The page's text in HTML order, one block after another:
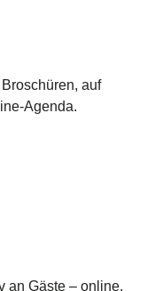
auf
Agenda.
an Gäste – online,